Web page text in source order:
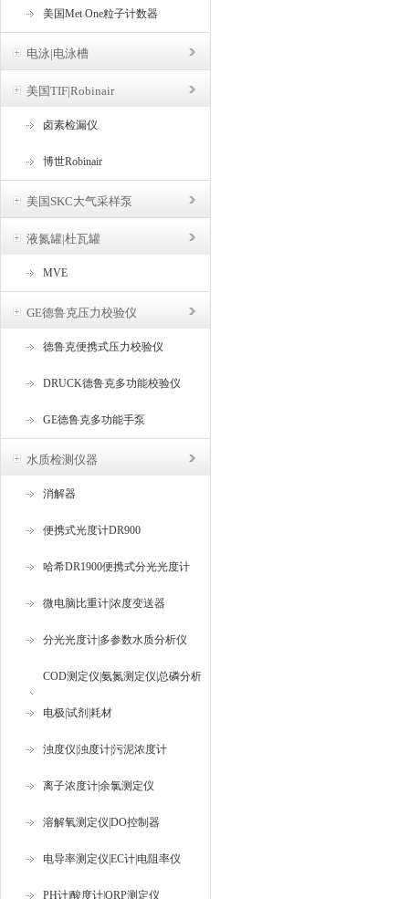
美国Met One粒子计数器
电泳|电泳槽
美国TIF|Robinair
卤素检漏仪
博世Robinair
美国SKC大气采样泵
液氮罐|杜瓦罐
MVE
GE德鲁克压力校验仪
德鲁克便携式压力校验仪
DRUCK德鲁克多功能校验仪
GE德鲁克多功能手泵
水质检测仪器
消解器
便携式光度计DR900
哈希DR1900便携式分光光度计
微电脑比重计|浓度变送器
分光光度计|多参数水质分析仪
COD测定仪|氨氮测定仪|总磷分析
仪
电极|试剂|耗材
浊度仪|浊度计|污泥浓度计
离子浓度计|余氯测定仪
溶解氧测定仪|DO控制器
电导率测定仪|EC计|电阻率仪
PH计|酸度计|ORP测定仪